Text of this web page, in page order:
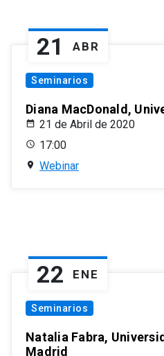
21 ABR
Seminarios
Diana MacDonald,
21 de Abril de 2020
17:00
Webinar
22 ENE
Seminarios
Natalia Fabra,
Madrid